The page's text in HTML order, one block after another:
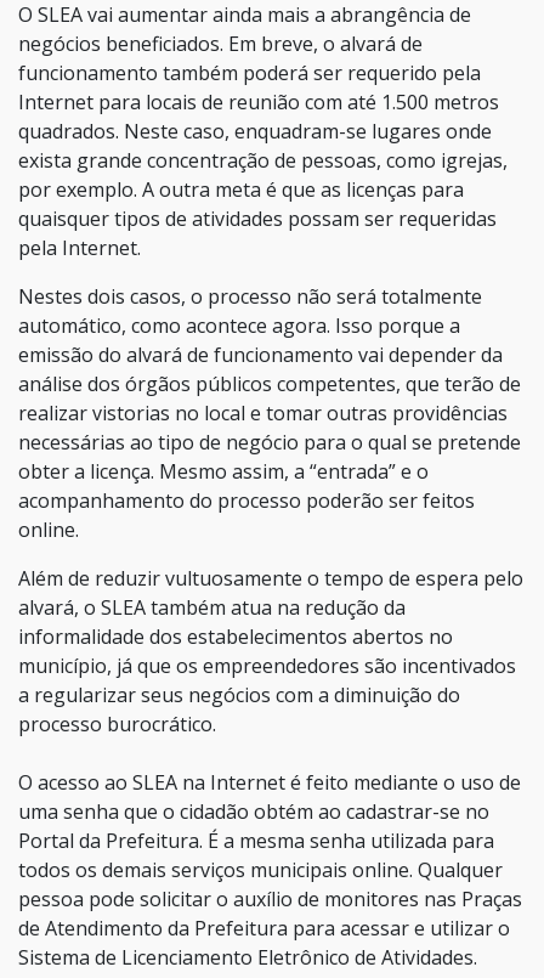
O SLEA vai aumentar ainda mais a abrangência de
negócios beneficiados. Em breve, o alvará de
funcionamento também poderá ser requerido pela
Internet para locais de reunião com até 1.500 metros
quadrados. Neste caso, enquadram-se lugares onde
exista grande concentração de pessoas, como igrejas,
por exemplo. A outra meta é que as licenças para
quaisquer tipos de atividades possam ser requeridas
pela Internet.
Nestes dois casos, o processo não será totalmente
automático, como acontece agora. Isso porque a
emissão do alvará de funcionamento vai depender da
análise dos órgãos públicos competentes, que terão de
realizar vistorias no local e tomar outras providências
necessárias ao tipo de negócio para o qual se pretende
obter a licença. Mesmo assim, a “entrada” e o
acompanhamento do processo poderão ser feitos
online.
Além de reduzir vultuosamente o tempo de espera pelo
alvará, o SLEA também atua na redução da
informalidade dos estabelecimentos abertos no
município, já que os empreendedores são incentivados
a regularizar seus negócios com a diminuição do
processo burocrático.
O acesso ao SLEA na Internet é feito mediante o uso de
uma senha que o cidadão obtém ao cadastrar-se no
Portal da Prefeitura. É a mesma senha utilizada para
todos os demais serviços municipais online. Qualquer
pessoa pode solicitar o auxílio de monitores nas Praças
de Atendimento da Prefeitura para acessar e utilizar o
Sistema de Licenciamento Eletrônico de Atividades.